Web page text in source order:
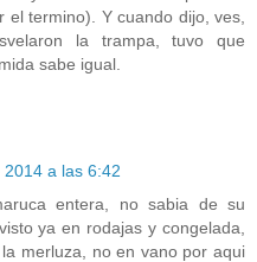
el termino). Y cuando dijo, ves,
la trampa, tuvo que
sabe igual.
a las 6:42
entera, no sabia de su
ya en rodajas y congelada,
merluza, no en vano por aqui